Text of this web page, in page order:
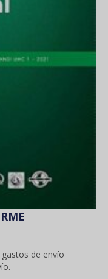
de envío